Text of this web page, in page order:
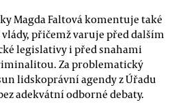
Magda Faltová komentuje také
přičemž varuje před dalším
legislativy i před snahami
Za problematický
lidskoprávní agendy z Úřadu
adekvátní odborné debaty.